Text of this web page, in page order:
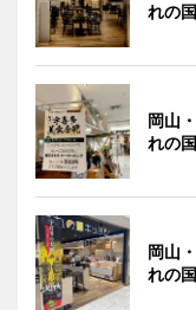
れの
岡山
れの
岡山
れの